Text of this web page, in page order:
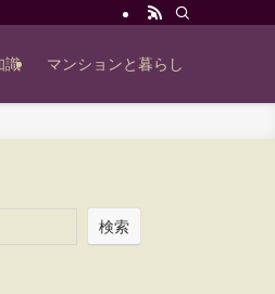
識 マンションと暮らし
検索